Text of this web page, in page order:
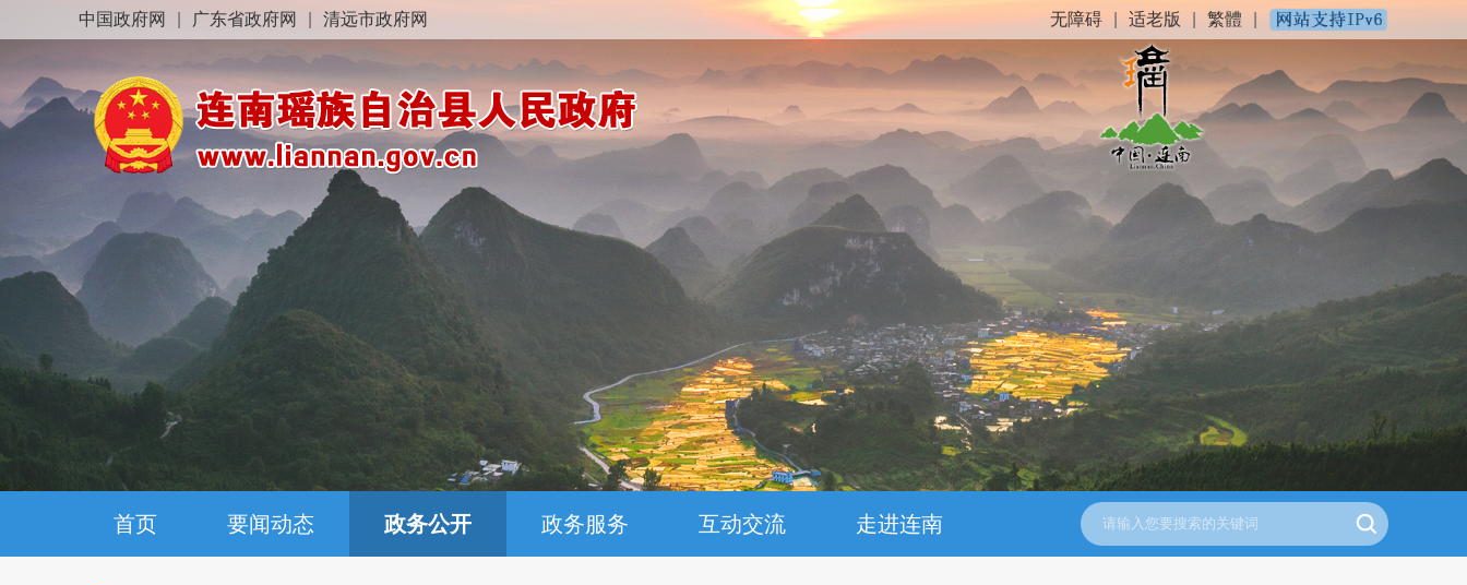
无障碍 适老版 繁體
中国政府网 广东省政府网 清远市政府网
首页 要闻动态 政务公开 政务服务 互动交流 走进连南